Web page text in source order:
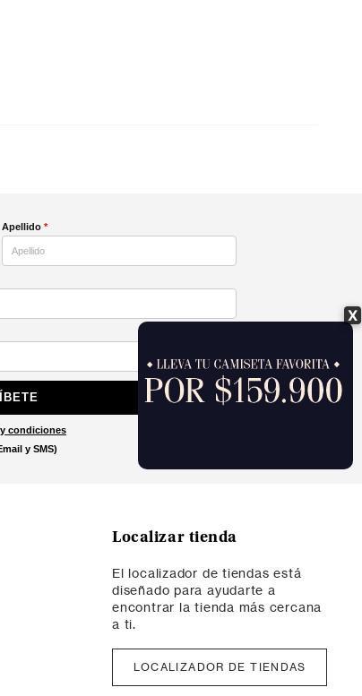
X
Apellido *
condiciones
y SMS)
Localizar tienda
El localizador de tiendas está
diseñado para ayudarte a
encontrar la tienda más cercana
a ti.
LOCALIZADOR DE TIENDAS